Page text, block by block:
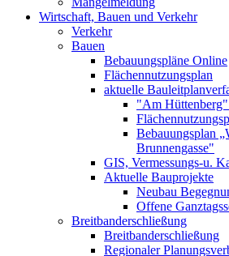
Wirtschaft, Bauen und Verkehr
Verkehr
Bauen
Bebauungspläne Online
Flächennutzungsplan
aktuelle
"Am
Bebauungsplan
Brunnengasse"
GIS, Vermessungs-u.
Aktuelle Bauprojekte
Neubau
Offene
Breitbanderschließung
Breitbanderschließung
Regionaler